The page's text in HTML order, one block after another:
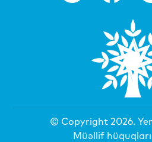
© Copyright 2026.
Müəllif